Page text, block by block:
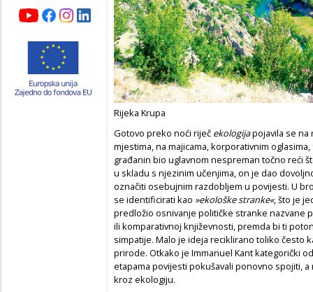
Rijeka Krupa
Gotovo preko noći riječ ekologijapojavila se na
mjestima, na majicama, korporativnim
građanin bio uglavnom nespreman točno reći
u skladu s njezinim učenjima, on je dao
označiti osebujnim razdobljem u povijesti. U
se identificirati kao »ekološke stranke«, što je
predložio osnivanje političke stranke nazvane
ili komparativnoj književnosti, premda bi ti
simpatije. Malo je ideja reciklirano toliko često
prirode. Otkako je Immanuel Kant kategorički
etapama povijesti pokušavali ponovno spojiti,
kroz ekologiju.